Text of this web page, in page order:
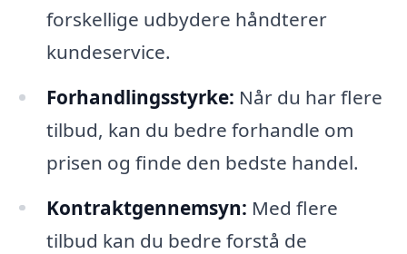
forskellige udbydere håndterer
kundeservice.
Forhandlingsstyrke: Når du har flere
tilbud, kan du bedre forhandle om
prisen og finde den bedste handel.
Kontraktgennemsyn: Med flere
tilbud kan du bedre forstå de